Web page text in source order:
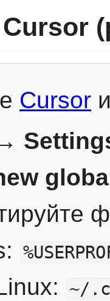
Cursor
~/